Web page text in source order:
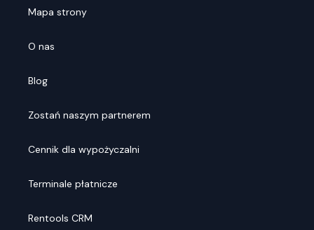
Mapa strony
O nas
Blog
Zostań naszym partnerem
Cennik dla wypożyczalni
Terminale płatnicze
Rentools CRM